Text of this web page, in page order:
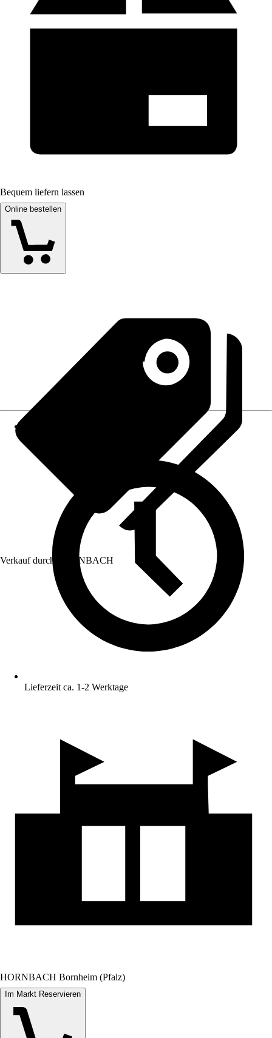
Bequem liefern lassen
Online bestellen
Verkauf durch: HORNBACH
Lieferzeit ca. 1-2 Werktage
HORNBACH Bornheim (Pfalz)
Im Markt Reservieren